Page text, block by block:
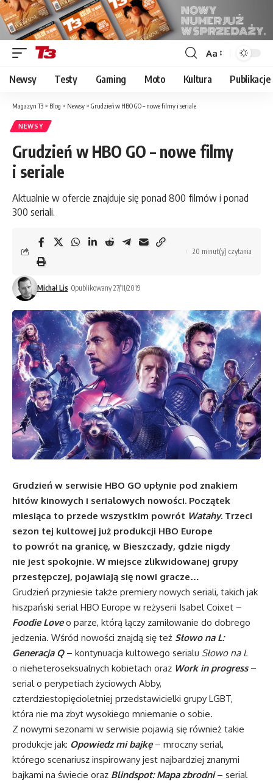
Font
Resizer
Aa
Newsy Testy Gaming Moto Kultura Publikacje
Magazyn T3 > Blog > Newsy > Grudzień w HBO GO – nowe filmy i seriale
NEWSY
Grudzień w HBO GO – nowe filmy
i seriale
Aktualnie w ofercie znajduje się ponad 800 filmów i ponad
300 seriali.
Michał Lis Opublikowany 27/11/2019
20 minut(y) czytania
Grudzień w serwisie HBO GO upłynie pod znakiem
hitów kinowych i serialowych nowości. Początek
miesiąca to przede wszystkim powrót Watahy. Trzeci
sezon tej kultowej już produkcji HBO Europe
to powrót na granicę, w Bieszczady, gdzie nigdy
nie jest spokojnie. W miejsce zlikwidowanej grupy
przestępczej, pojawiają się nowi gracze…
Grudzień przyniesie także premiery nowych seriali, takich jak
hiszpański serial HBO Europe w reżyserii Isabel Coixet –
Foodie Loveo parze, którą łączy zamiłowanie do dobrego
jedzenia. Wśród nowości znajdą się też Słowo na L:
Generacja Q– kontynuacja kultowego serialu Słowo na L
o nieheteroseksualnych kobietach oraz Work in progress–
serial o perypetiach życiowych Abby,
czterdziestopięcioletniej przedstawicielki grupy LGBT,
która nie ma zbyt wysokiego mniemanie o sobie.
Z nowymi sezonami w serwisie pojawią się również takie
produkcje jak: Opowiedz mi bajkę– mroczny serial,
którego scenariusz inspirowany jest najbardziej znanymi
bajkami na świecie oraz Blindspot: Mapa zbrodni– serial